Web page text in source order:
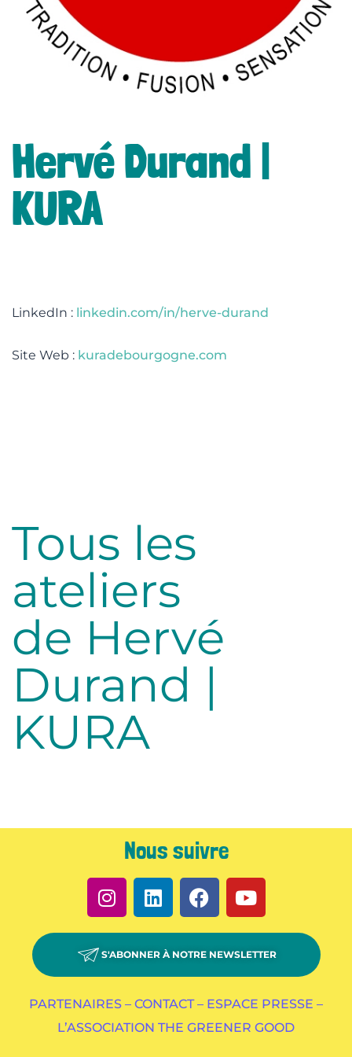
Hervé Durand |
KURA
LinkedIn : linkedin.com/in/herve-durand
Site Web : kuradebourgogne.com
Tous les
ateliers
de Hervé
Durand |
KURA
Nous suivre
S'ABONNER À NOTRE NEWSLETTER
PARTENAIRES – CONTACT – ESPACE PRESSE –
L’ASSOCIATION THE GREENER GOOD